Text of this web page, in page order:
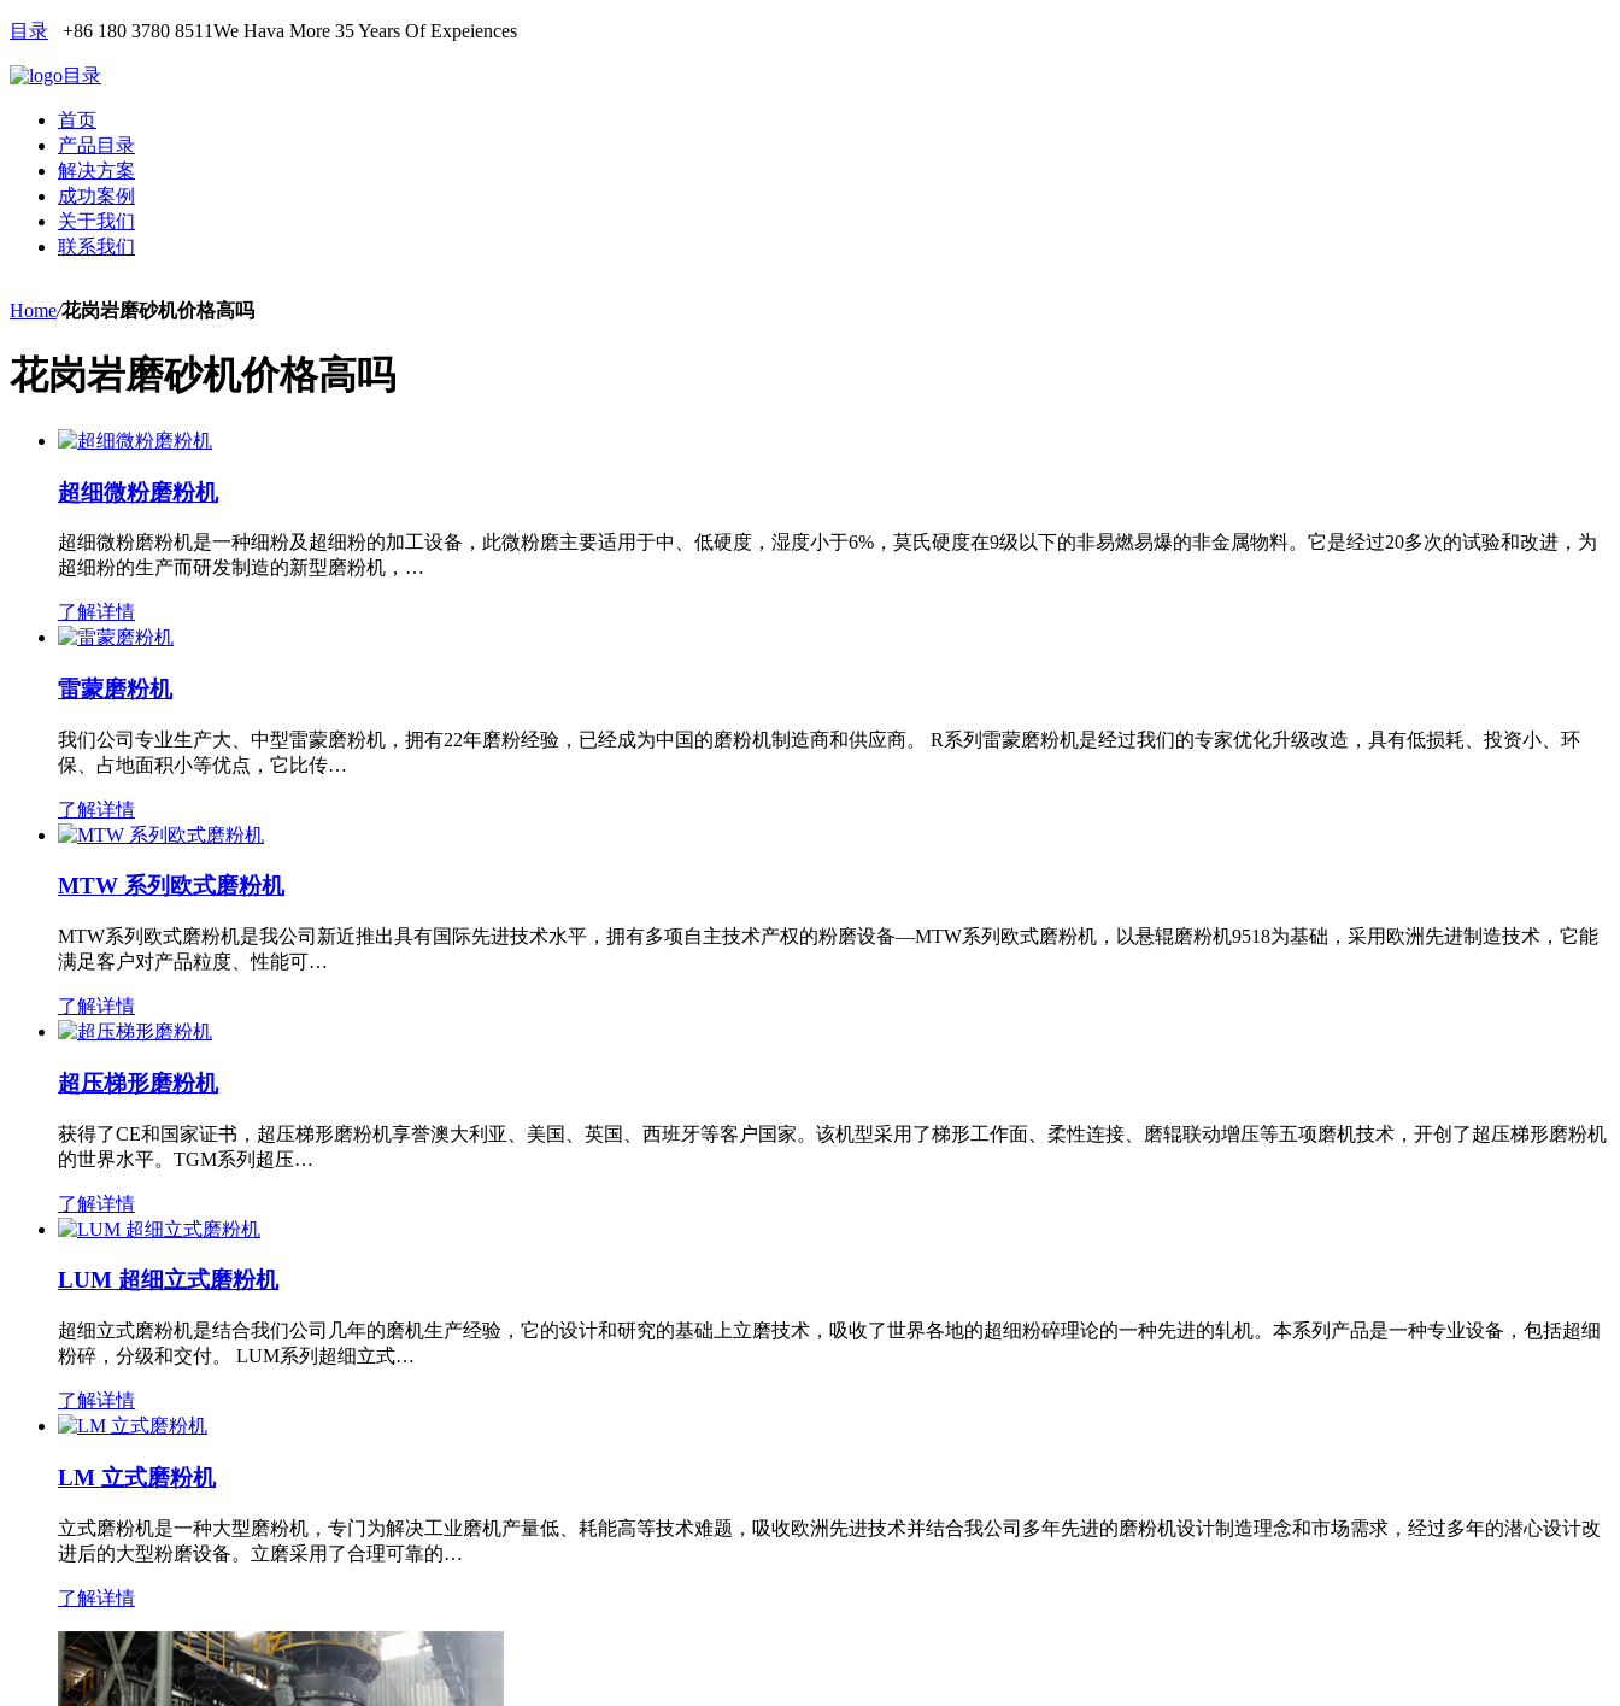
目录 +86 180 3780 8511We Hava More 35 Years Of Expeiences
目录
首页
产品目录
解决方案
成功案例
关于我们
联系我们
Home/花岗岩磨砂机价格高吗
花岗岩磨砂机价格高吗
超细微粉磨粉机
超细微粉磨粉机是一种细粉及超细粉的加工设备，此微粉磨主要适用于中、低硬度，湿度小于6%，莫氏硬度在9级以下的非易燃易爆的非金属物料。它是经过20多次的试验和改进，为
超细粉的生产而研发制造的新型磨粉机，…
了解详情
雷蒙磨粉机
我们公司专业生产大、中型雷蒙磨粉机，拥有22年磨粉经验，已经成为中国的磨粉机制造商和供应商。 R系列雷蒙磨粉机是经过我们的专家优化升级改造，具有低损耗、投资小、环
保、占地面积小等优点，它比传…
了解详情
MTW 系列欧式磨粉机
MTW系列欧式磨粉机是我公司新近推出具有国际先进技术水平，拥有多项自主技术产权的粉磨设备—MTW系列欧式磨粉机，以悬辊磨粉机9518为基础，采用欧洲先进制造技术，它能
满足客户对产品粒度、性能可…
了解详情
超压梯形磨粉机
获得了CE和国家证书，超压梯形磨粉机享誉澳大利亚、美国、英国、西班牙等客户国家。该机型采用了梯形工作面、柔性连接、磨辊联动增压等五项磨机技术，开创了超压梯形磨粉机
的世界水平。TGM系列超压…
了解详情
LUM 超细立式磨粉机
超细立式磨粉机是结合我们公司几年的磨机生产经验，它的设计和研究的基础上立磨技术，吸收了世界各地的超细粉碎理论的一种先进的轧机。本系列产品是一种专业设备，包括超细
粉碎，分级和交付。 LUM系列超细立式…
了解详情
LM 立式磨粉机
立式磨粉机是一种大型磨粉机，专门为解决工业磨机产量低、耗能高等技术难题，吸收欧洲先进技术并结合我公司多年先进的磨粉机设计制造理念和市场需求，经过多年的潜心设计改
进后的大型粉磨设备。立磨采用了合理可靠的…
了解详情